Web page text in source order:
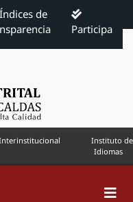
Índices de
Participa
Instituto de
Idiomas